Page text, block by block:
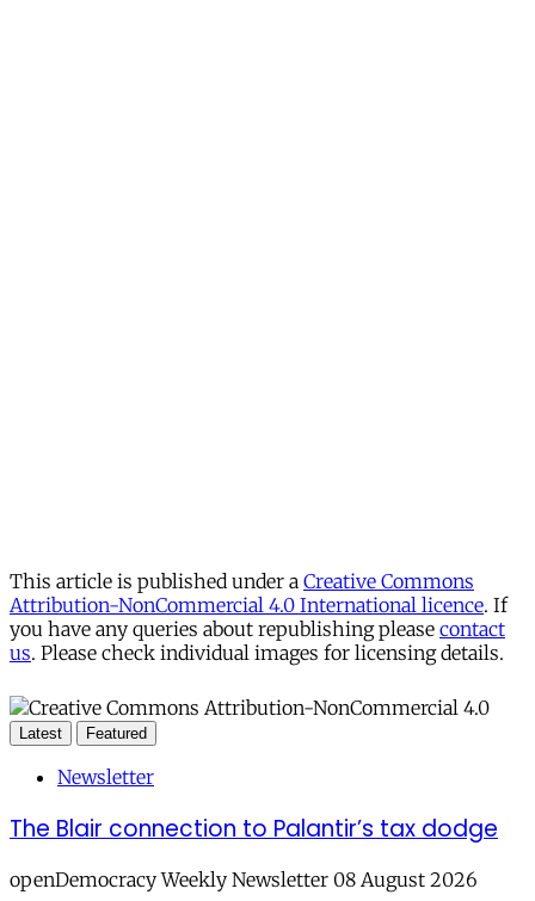
This article is published under a Creative Commons
Attribution-NonCommercial 4.0 International licence. If
you have any queries about republishing please contact
us. Please check individual images for licensing details.
Latest Featured
Newsletter
The Blair connection to Palantir’s tax dodge
openDemocracy Weekly Newsletter 08 August 2026